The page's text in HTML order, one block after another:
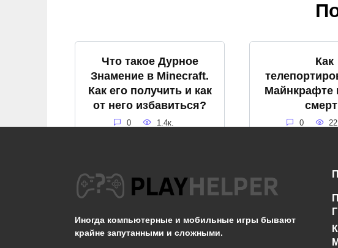
Что такое Дурное
Знамение в Minecraft.
Как его получить и как
от него избавиться?
0 1.4к.
Как
Майнкрафте
0
Как посмотреть чанки
0 1.6к.
Как
в
Иногда компьютерные и мобильные игры бывают
крайне запутанными и сложными.